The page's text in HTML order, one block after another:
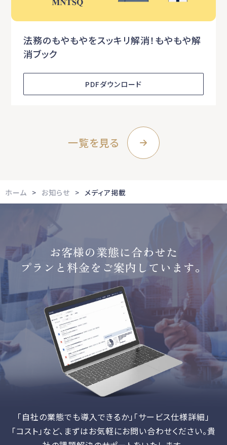
法務のもやもやをスッキリ解消！もやもや解
消ブック
PDFダウンロード
一覧を見る
ホーム お知らせ メディア掲載
お客様の業態に合わせた
プランと料金をご案内しています。
「自社の業態でも導入できるか」「サービス仕様詳細」
「コスト」など、 まずはお気軽にお問い合わせください。貴